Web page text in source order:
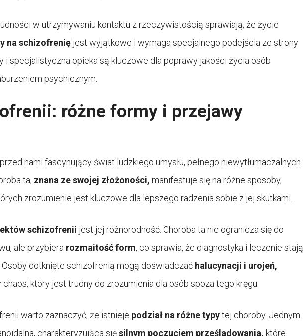
w utrzymywaniu kontaktu z rzeczywistością sprawiają, że życie
na schizofrenię jest wyjątkowe i wymaga specjalnego podejścia ze strony
i specjalistyczna opieka są kluczowe dla poprawy jakości życia osób
psychicznym.
różne formy i przejawy
nami fascynujący świat ludzkiego umysłu, pełnego niewytłumaczalnych
ta, znana ze swojej złożoności, manifestuje się na różne sposoby,
zrozumienie jest kluczowe dla lepszego radzenia sobie z jej skutkami.
schizofrenii jest jej różnorodność. Choroba ta nie ogranicza się do
ale przybiera rozmaitość form, co sprawia, że diagnostyka i leczenie stają
dotknięte schizofrenią mogą doświadczać halucynacji i urojeń,
który jest trudny do zrozumienia dla osób spoza tego kręgu.
warto zaznaczyć, że istnieje podział na różne typytej choroby. Jednym
charakteryzująca sięsilnym poczuciem prześladowania, które